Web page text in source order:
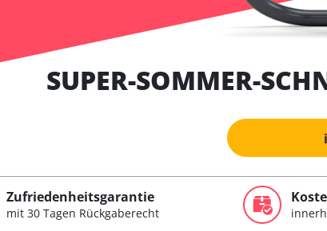
SUPER-SOMMER-
Zufriedenheitsgarantie
mit 30 Tagen Rückgaberecht